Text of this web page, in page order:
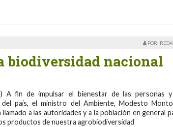
POR:
biodiversidad nacional
A fin de impulsar el bienestar de las personas
país, el ministro del Ambiente, Modesto
a las autoridades y a la población en general
productos de nuestra agrobiodiversidad